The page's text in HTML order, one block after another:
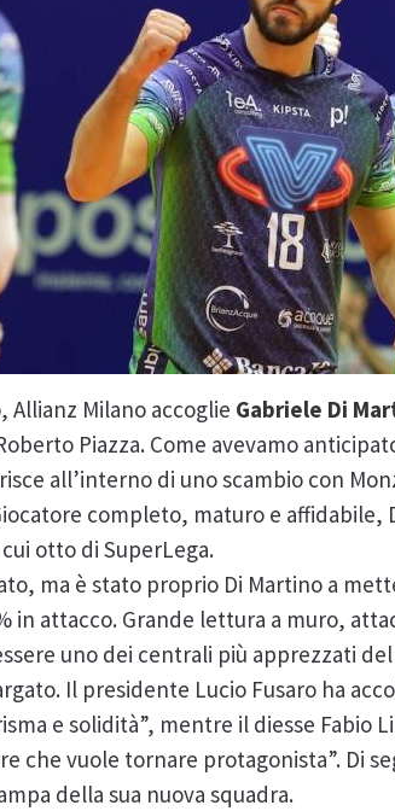
Allianz Milano accoglie Gabriele Di
Piazza. Come avevamo
all’interno di uno scambio con
completo, maturo e affidabile,
otto di SuperLega.
ma è stato proprio Di Martino a
in attacco. Grande lettura a muro,
uno dei centrali più apprezzati
Il presidente Lucio Fusaro ha
e solidità”, mentre il diesse Fabio
che vuole tornare protagonista”. Di
della sua nuova squadra.